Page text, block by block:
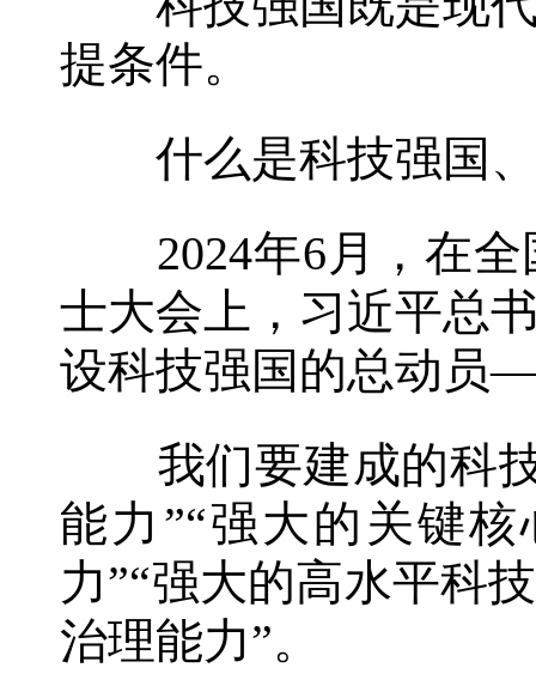
提条件。
什么是科技强国、
2024年6月，在全
士大会上，习近平总
设科技强国的总动
我们要建成的科技
能力”“强大的关键
力”“强大的高水平科
治理能力”。